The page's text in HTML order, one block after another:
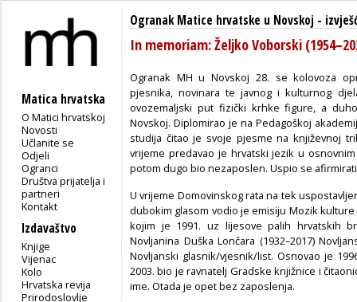
Matica hrvatska
O Matici hrvatskoj
Novosti
Učlanite se
Odjeli
Ogranci
Društva prijatelja i
partneri
Kontakt
Izdavaštvo
Knjige
Vijenac
Kolo
Hrvatska revija
Prirodoslovlje
Ogranak Matice hrvatske u Novskoj -
In memoriam: Željko Voborski
Ogranak MH u Novskoj 28. se kolovoza
pjesnika, novinara te javnog i kulturnog
ovozemaljski put fizički krhke figure, a
Novskoj. Diplomirao je na Pedagoškoj
studija čitao je svoje pjesme na književnoj
vrijeme predavao je hrvatski jezik u
potom dugo bio nezaposlen. Uspio se
U vrijeme Domovinskog rata na tek
dubokim glasom vodio je emisiju Mozik
kojim je 1991. uz lijesove palih hrvatskih
Novljanina Duška Lončara (1932–2017)
Novljanski glasnik/vjesnik/list. Osnovao je
2003. bio je ravnatelj Gradske knjižnice i
ime. Otada je opet bez zaposlenja.